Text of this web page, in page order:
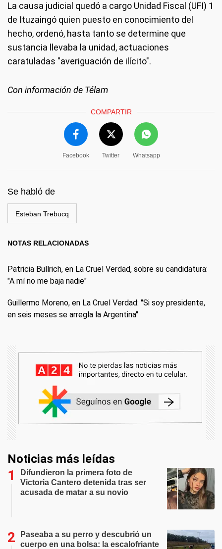
La causa judicial quedó a cargo Unidad Fiscal (UFI) 1
de Ituzaingó quien puesto en conocimiento del
hecho, ordenó, hasta tanto se determine que
sustancia llevaba la unidad, actuaciones
caratuladas "averiguación de ilícito".
Con información de Télam
COMPARTIR
Facebook Twitter Whatsapp
Se habló de
Esteban Trebucq
NOTAS RELACIONADAS
Patricia Bullrich, en La Cruel Verdad, sobre su candidatura:
"A mí no me baja nadie"
Guillermo Moreno, en La Cruel Verdad: "Si soy presidente,
en seis meses se arregla la Argentina"
Noticias más leídas
Difundieron la primera foto de
Victoria Cantero detenida tras ser
acusada de matar a su novio
Paseaba a su perro y descubrió un
cuerpo en una bolsa: la escalofriante